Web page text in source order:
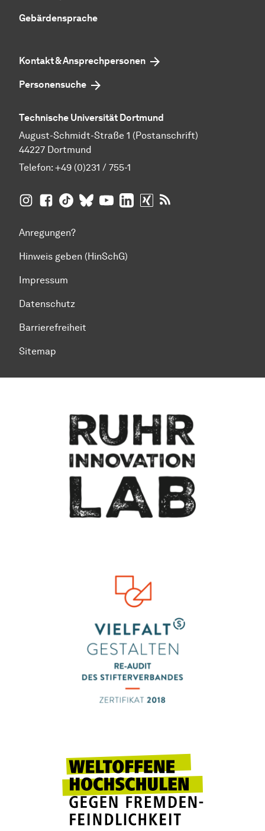
Gebärdensprache
Kontakt & Ansprechpersonen
Personensuche
Technische Universität Dortmund
August-Schmidt-Straße 1 (Postanschrift)
44227 Dortmund
Telefon: +49 (0)231 / 755-1
TU Dortmund aufInsta­gram
TU Dortmund auf Facebook
TU Dortmund auf TikTok
TU Dortmund auf BlueSky
TU Dortmund auf YouTube
TU Dortmund auf LinkedIn
TU Dortmund auf XING
Anregungen?
Hinweis geben (HinSchG)
Impressum
Datenschutz
Barrierefreiheit
Sitemap